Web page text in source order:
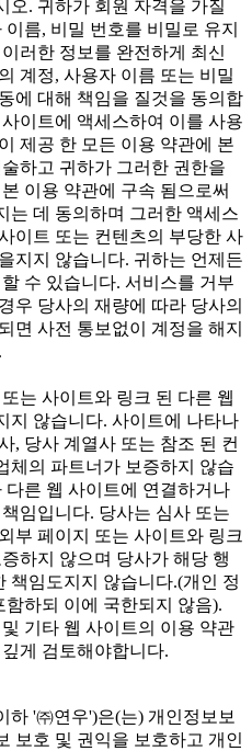
오. 귀하가 회원 자격을 가질
름, 비밀 번호를 비밀로 유지
러한 정보를 완전하게 최신
계정, 사용자 이름 또는 비밀
에 대해 책임을 질것을 동의합
이트에 액세스하여 이를 사용
제공 한 모든 이용 약관에 본
하고 귀하가 그러한 권한을
이용 약관에 구속 됨으로써
는 데 동의하며 그러한 액세스
이트 또는 컨텐츠의 부당한 사
지지 않습니다. 귀하는 언제든
수 있습니다. 서비스를 거부
우 당사의 재량에 따라 당사의
면 사전 통보없이 계정을 해지
는 사이트와 링크 된 다른 웹
지 않습니다. 사이트에 나타나
, 당사 계열사 또는 참조 된 컨
체의 파트너가 보증하지 않습
른 웹 사이트에 연결하거나
임입니다. 당사는 심사 또는
부 페이지 또는 사이트와 링크
하지 않으며 당사가 해당 행
책임도지지 않습니다.(개인 정
하되 이에 국한되지 않음).
기타 웹 사이트의 이용 약관
게 검토해야합니다.
하 '㈜연우')은(는) 개인정보보
보호 및 권익을 보호하고 개인